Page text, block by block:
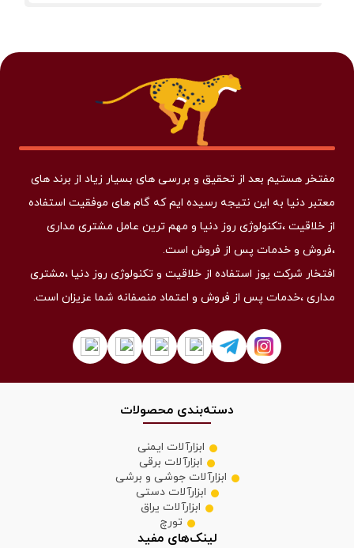
مفتخر هستیم بعد از تحقیق و بررسی های بسیار زیاد از برند های
معتبر دنیا به این نتیجه رسیده ایم که گام های موفقیت استفاده
از خلاقیت ،تکنولوژی روز دنیا و مهم ترین عامل مشتری مداری
،فروش و خدمات پس از فروش است.
افتخار شرکت یوز استفاده از خلاقیت و تکنولوژی روز دنیا ،مشتری
مداری ،خدمات پس از فروش و اعتماد منصفانه شما عزیزان است.
دسته‌بندی محصولات
ابزارآلات ایمنی
ابزارآلات برقی
ابزارآلات جوشی و برشی
ابزارآلات دستی
ابزارآلات یراق
تورچ
لینک‌های مفید